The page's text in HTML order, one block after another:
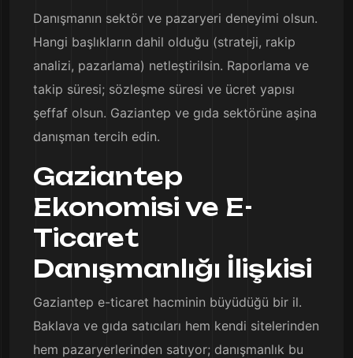
Danışmanın sektör ve pazaryeri deneyimi olsun.
Hangi başlıkların dahil olduğu (strateji, rakip
analizi, pazarlama) netleştirilsin. Raporlama ve
takip süresi; sözleşme süresi ve ücret yapısı
şeffaf olsun. Gaziantep ve gıda sektörüne aşina
danışman tercih edin.
Gaziantep
Ekonomisi ve E-
Ticaret
Danışmanlığı İlişkisi
Gaziantep e-ticaret hacminin büyüdüğü bir il.
Baklava ve gıda satıcıları hem kendi sitelerinden
hem pazaryerlerinden satıyor; danışmanlık bu